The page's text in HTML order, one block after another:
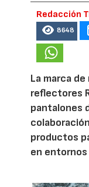
Redacción
8648
La marca
reflectores
pantalones
productos
en